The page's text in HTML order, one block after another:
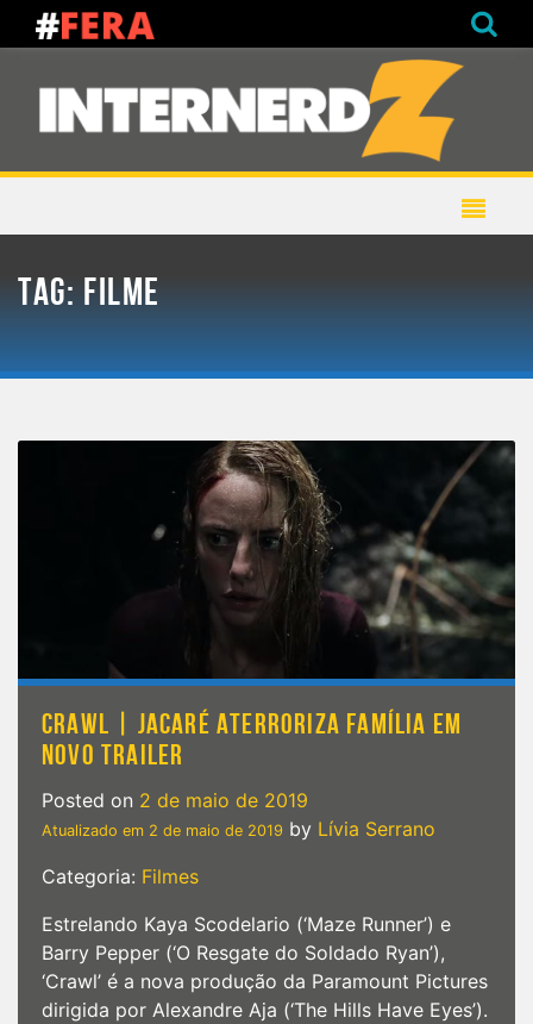
TAG:FILME
CRAWL | JACARÉ ATERRORIZA FAMÍLIA EM
NOVO TRAILER
Posted on 2 de maio de 2019
Atualizado em 2 de maio de 2019 by Lívia Serrano
Categoria: Filmes
Estrelando Kaya Scodelario (‘Maze Runner’) e
Barry Pepper (‘O Resgate do Soldado Ryan’),
‘Crawl’ é a nova produção da Paramount Pictures
dirigida por Alexandre Aja (‘The Hills Have Eyes’).